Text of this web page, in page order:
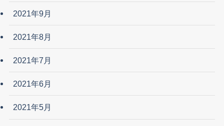
2021年9月
2021年8月
2021年7月
2021年6月
2021年5月